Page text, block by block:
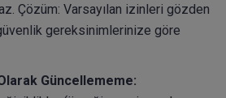
Çözüm: Varsayılan izinleri gözden
gereksinimlerinize göre
Güncellememe: